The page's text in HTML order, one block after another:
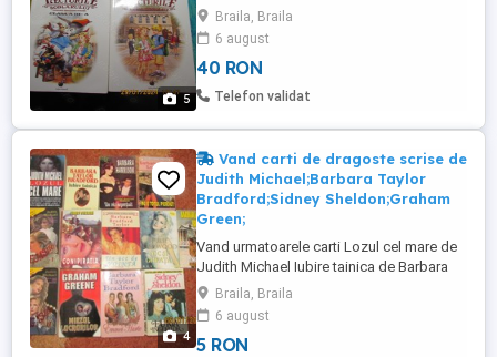
5
scolarului. Clasa a 2-a De (autor):
Alexandra Efrim -Lecturile scolarului. Clasa
a 3-a De (autor): Alexandra Efrim Lecturile
scolarului. Clasa a 4-a De (autor):
Alexandra Efrim Aceaste culegeri de
Braila, Braila
6 august
40 RON
Telefon validat
4
Vand carti de dragoste scrise de
Judith Michael;Barbara Taylor
Bradford;Sidney Sheldon;Graham
Green;
Vand urmatoarele carti Lozul cel mare de
Judith Michael Iubire tainica de Barbara
Taylor Bradford Un vis nepretuit de
Barbara Harrison Nu e totul pierdut de
Barbara Taylor Bradford Ingerul de
Barbara Taylor Bradford Regasire de
Braila, Braila
6 august
5 RON